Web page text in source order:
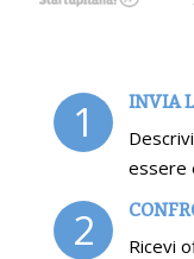
1 INVIA
essere
2
Ricevi